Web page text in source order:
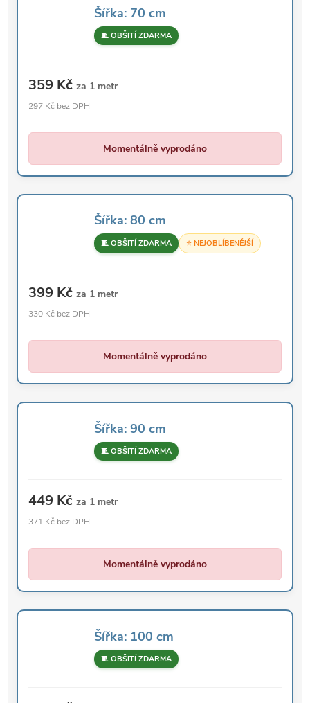
Šířka: 70 cm
🧵 OBŠITÍ ZDARMA
359 Kč za 1 metr
297 Kč bez DPH
Momentálně vyprodáno
Šířka: 80 cm
🧵 OBŠITÍ ZDARMA ⭐ NEJOBLÍBENĚJŠÍ
399 Kč za 1 metr
330 Kč bez DPH
Momentálně vyprodáno
Šířka: 90 cm
🧵 OBŠITÍ ZDARMA
449 Kč za 1 metr
371 Kč bez DPH
Momentálně vyprodáno
Šířka: 100 cm
🧵 OBŠITÍ ZDARMA